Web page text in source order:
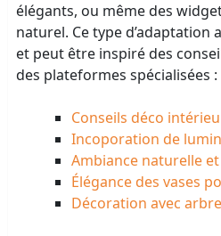
élégants, ou même des
naturel. Ce type d’adaptation
et peut être inspiré des
des plateformes spécialisées :
Conseils déco
Incoporation de
Ambiance naturelle
Élégance des vases
Décoration avec